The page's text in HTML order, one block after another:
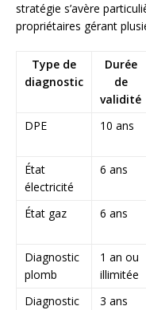
stratégie s’avère
propriétaires gérant
Type de
diagnostic
Durée
de
validité
DPE 10 ans
État
électricité
6 ans
État gaz 6 ans
Diagnostic
plomb
1 an ou
illimitée
Diagnostic
3 ans